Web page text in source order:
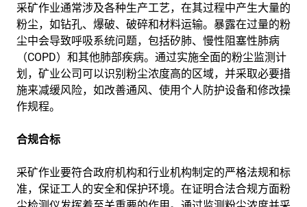
采矿作业通常涉及各种生产工艺，在其过程中产生大量的
粉尘，如钻孔、爆破、破碎和材料运输。暴露在过量的粉
尘中会导致呼吸系统问题，包括矽肺、慢性阻塞性肺病
（COPD）和其他肺部疾病。通过实施全面的粉尘监测计
划，矿业公司可以识别粉尘浓度高的区域，并采取必要措
施来减缓风险，如改善通风、使用个人防护设备和修改操
作规程。
合规合标
采矿作业要符合政府机构和行业机构制定的严格法规和标
准，保证工人的安全和保护环境。在证明合法合规方面粉